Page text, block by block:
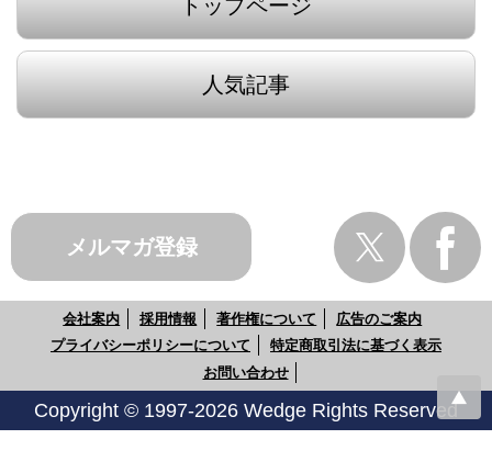
トップページ
人気記事
メルマガ登録
会社案内 採用情報 著作権について
広告のご案内
プライバシーポリシーについて
特定商取引法に基づく表示
お問い合わせ
Copyright © 1997-2026 Wedge Rights Reserved